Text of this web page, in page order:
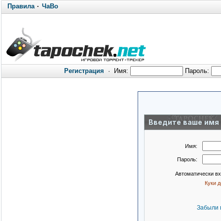
Правила· ЧаВо
Регистрация · Имя: Пароль:
Введите ваше имя
Имя:
Пароль:
Автоматически
Куки
Забыли